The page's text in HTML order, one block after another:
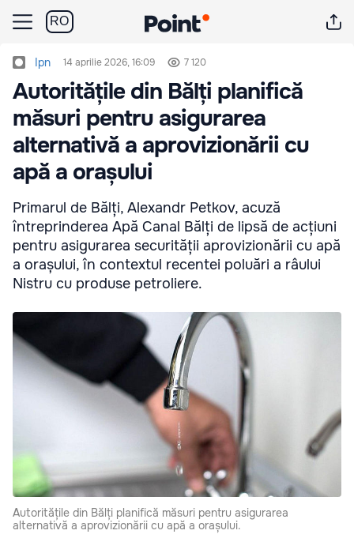
RO
Ipn 14 aprilie 2026, 16:09 7 120
Autoritățile din Bălți planifică
măsuri pentru asigurarea
alternativă a aprovizionării cu
apă a orașului
Primarul de Bălți, Alexandr Petkov, acuză
întreprinderea Apă Canal Bălți de lipsă de acțiuni
pentru asigurarea securității aprovizionării cu apă
a orașului, în contextul recentei poluări a râului
Nistru cu produse petroliere.
Autoritățile din Bălți planifică măsuri pentru asigurarea
alternativă a aprovizionării cu apă a orașului.